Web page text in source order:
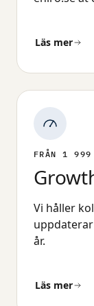
Läs mer
FRÅN 1 999
Vi håller
år.
Läs mer